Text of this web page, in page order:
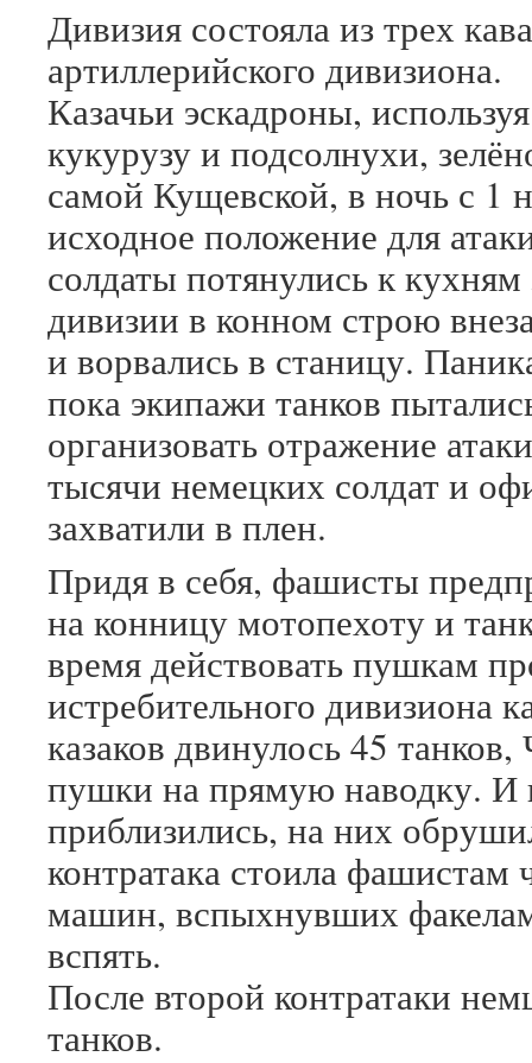
Дивизия состояла из трех
артиллерийского дивизиона.
Казачьи эскадроны,
кукурузу и подсолнухи,
самой Кущевской, в ночь с 1
исходное положение для
солдаты потянулись к кухням
дивизии в конном строю
и ворвались в станицу.
пока экипажи танков
организовать отражение
тысячи немецких солдат и
захватили в плен.
Придя в себя, фашисты
на конницу мотопехоту и
время действовать пушкам
истребительного дивизиона
казаков двинулось 45
пушки на прямую наводку. И
приблизились, на них
контратака стоила
машин, вспыхнувших
вспять.
После второй контратаки
танков.